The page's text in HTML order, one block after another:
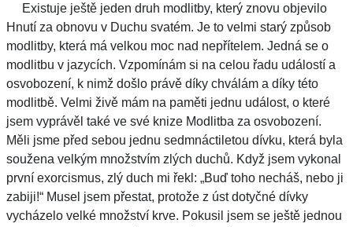
Existuje ještě jeden druh modlitby, který znovu objevilo
Hnutí za obnovu v Duchu svatém. Je to velmi starý způsob
modlitby, která má velkou moc nad nepřítelem. Jedná se o
modlitbu v jazycích. Vzpomínám si na celou řadu událostí a
osvobození, k nimž došlo právě díky chválám a díky této
modlitbě. Velmi živě mám na paměti jednu událost, o které
jsem vyprávěl také ve své knize Modlitba za osvobození.
Měli jsme před sebou jednu sedmnáctiletou dívku, která byla
soužena velkým množstvím zlých duchů. Když jsem vykonal
první exorcismus, zlý duch mi řekl: „Buď toho necháš, nebo ji
zabiji!“ Musel jsem přestat, protože z úst dotyčné dívky
vycházelo velké množství krve. Pokusil jsem se ještě jednou